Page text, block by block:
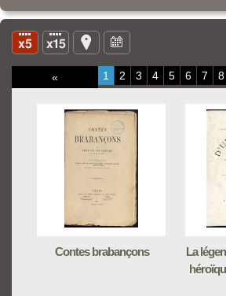
« 1 2 3 4 5 6 7 8
Contes brabançons
La